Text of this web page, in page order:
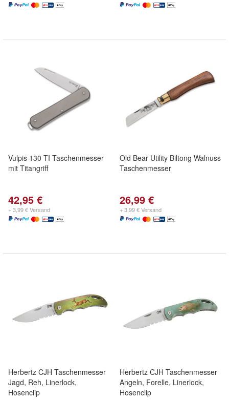
Vulpis 130 TI Taschenmesser
mit Titangriff
42,95 €
+ 3,99 € Versand
Old Bear Utility Biltong Walnuss
Taschenmesser
26,99 €
+ 3,99 € Versand
Herbertz CJH Taschenmesser
Jagd, Reh, Linerlock,
Hosenclip
Herbertz CJH Taschenmesser
Angeln, Forelle, Linerlock,
Hosenclip